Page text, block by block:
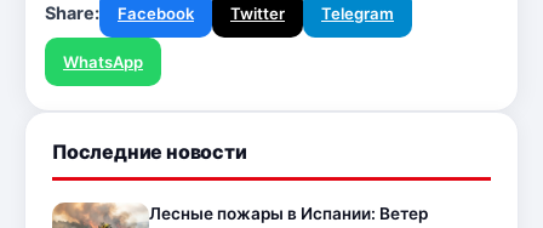
Share: Facebook Twitter Telegram
WhatsApp
Последние новости
Лесные пожары в Испании: Ветер